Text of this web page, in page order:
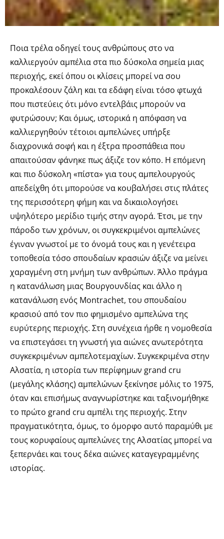
Ποια τρέλα οδηγεί τους ανθρώπους στο να
καλλιεργούν αμπέλια στα πιο δύσκολα σημεία μιας
περιοχής, εκεί όπου οι κλίσεις μπορεί να σου
προκαλέσουν ζάλη και τα εδάφη είναι τόσο φτωχά
που πιστεύεις ότι μόνο εντελβάις μπορούν να
φυτρώσουν; Και όμως, ιστορικά η απόφαση να
καλλιεργηθούν τέτοιοι αμπελώνες υπήρξε
διαχρονικά σοφή και η έξτρα προσπάθεια που
απαιτούσαν φάνηκε πως άξιζε τον κόπο. H επόμενη
και πιο δύσκολη «πίστα» για τους αμπελουργούς
απεδείχθη ότι μπορούσε να κουβαλήσει στις πλάτες
της περισσότερη φήμη και να δικαιολογήσει
υψηλότερο μερίδιο τιμής στην αγορά. Έτσι, με την
πάροδο των χρόνων, οι συγκεκριμένοι αμπελώνες
έγιναν γνωστοί με το όνομά τους και η γενέτειρα
τοποθεσία τόσο σπουδαίων κρασιών άξιζε να μείνει
χαραγμένη στη μνήμη των ανθρώπων. Άλλο πράγμα
η κατανάλωση μιας Βουργουνδίας και άλλο η
κατανάλωση ενός Montrachet, του σπουδαίου
κρασιού από τον πιο φημισμένο αμπελώνα της
ευρύτερης περιοχής. Στη συνέχεια ήρθε η νομοθεσία
να επιστεγάσει τη γνωστή για αιώνες ανωτερότητα
συγκεκριμένων αμπελοτεμαχίων. Συγκεκριμένα στην
Αλσατία, η ιστορία των περίφημων grand cru
(μεγάλης κλάσης) αμπελώνων ξεκίνησε μόλις το 1975,
όταν και επισήμως αναγνωρίστηκε και ταξινομήθηκε
το πρώτο grand cru αμπέλι της περιοχής. Στην
πραγματικότητα, όμως, το όμορφο αυτό παραμύθι με
τους κορυφαίους αμπελώνες της Αλσατίας μπορεί να
ξεπερνάει και τους δέκα αιώνες καταγεγραμμένης
ιστορίας.